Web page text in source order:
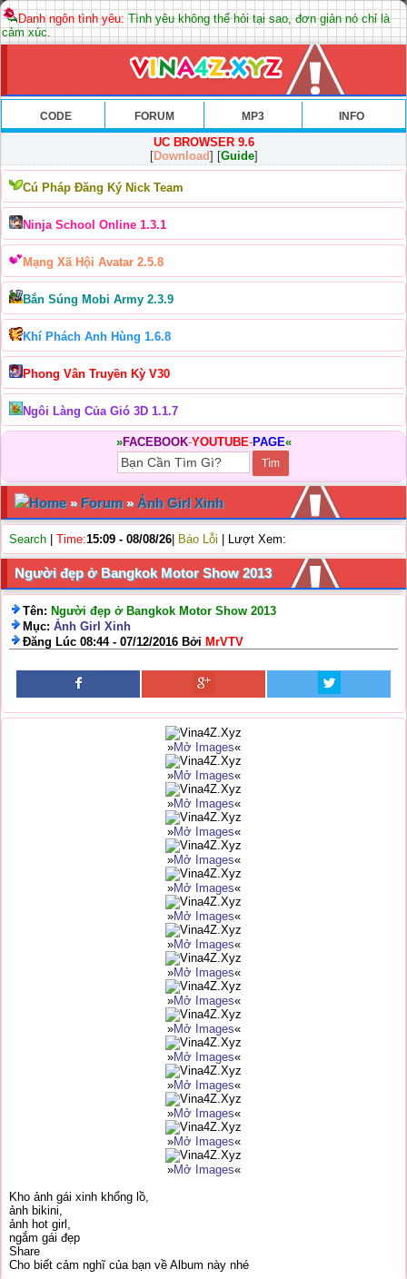
Danh ngôn tình yêu:Tình yêu không thể hỏi tại sao, đơn giản nó chỉ là
cảm xúc.
CODE FORUM MP3 INFO
UC BROWSER 9.6
[Download] [Guide]
Cú Pháp Đăng Ký Nick Team
Ninja School Online 1.3.1
Mạng Xã Hội Avatar 2.5.8
Bắn Súng Mobi Army 2.3.9
Khí Phách Anh Hùng 1.6.8
Phong Vân Truyền Kỳ V30
Ngôi Làng Của Gió 3D 1.1.7
»FACEBOOK-YOUTUBE-PAGE«
Home» Forum»Ảnh Girl Xinh
Search Time:15:09 - 08/08/26 Báo Lỗi | Lượt Xem:
Người đẹp ở Bangkok Motor Show 2013
Tên: Người đẹp ở Bangkok Motor Show 2013
Mục: Ảnh Girl Xinh
Đăng Lúc 08:44 - 07/12/2016 Bởi MrVTV
»Mở Images«
»Mở Images«
»Mở Images«
»Mở Images«
»Mở Images«
»Mở Images«
»Mở Images«
»Mở Images«
»Mở Images«
»Mở Images«
»Mở Images«
»Mở Images«
»Mở Images«
»Mở Images«
»Mở Images«
»Mở Images«
Kho ảnh gái xinh khổng lồ,
ảnh bikini,
ảnh hot girl,
ngắm gái đẹp
Share
Cho biết cảm nghĩ của bạn về Album này nhé